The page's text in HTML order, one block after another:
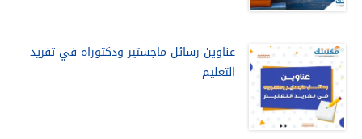
عناوين رسائل ماجستير ودكتوراه في تفريد
التعليم